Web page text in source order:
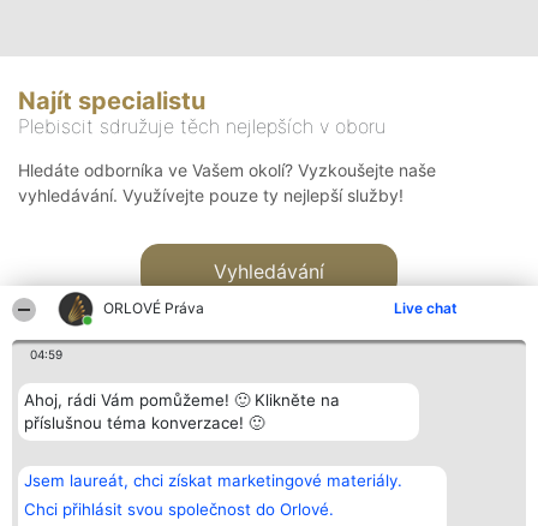
ORLOVÉ Práva Live chat
04:59
Ahoj, rádi Vám pomůžeme! 🙂 Klikněte na
příslušnou téma konverzace! 🙂
Jsem laureát, chci získat marketingové materiály.
Chci přihlásit svou společnost do Orlové.
Najít specialistu
Plebiscit sdružuje těch nejlepších v oboru
Hledáte odborníka ve Vašem okolí? Vyzkoušejte naše
vyhledávání. Využívejte pouze ty nejlepší služby!
Vyhledávání
Bright Side Solutions sp. z o.
o. sp. k.
ul. Ruska 22
Wrocław 50-079
Vítězové
Seznam všech
laureátů
Zásady
Kontakt